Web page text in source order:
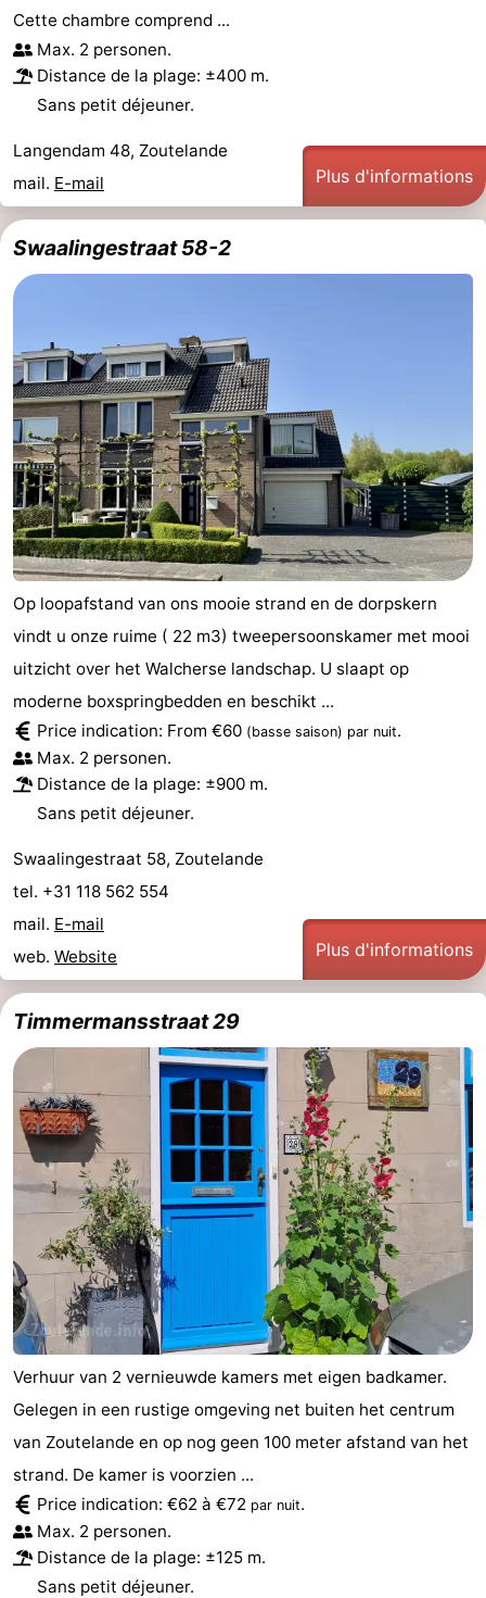
bos
Vlissingen
-
Middelburg
Zeeuws-
Vlaanderen
-
Nieuwvliet
-
Sluis
-
Cadzand
-
Het
Zwin
Contact
Cette chambre comprend ...
Max. 2 personen.
Distance de la plage: ±400 m.
Sans petit déjeuner.
Langendam 48, Zoutelande
mail. E-mail Plus d'informations
Swaalingestraat 58-2
Op loopafstand van ons mooie strand en de dorpskern
vindt u onze ruime ( 22 m3) tweepersoonskamer met mooi
uitzicht over het Walcherse landschap. U slaapt op
moderne boxspringbedden en beschikt ...
Price indication: From €60 (basse saison) par nuit.
Max. 2 personen.
Distance de la plage: ±900 m.
Sans petit déjeuner.
Swaalingestraat 58, Zoutelande
tel. +31 118 562 554
mail. E-mail
web. Website Plus d'informations
Timmermansstraat 29
Verhuur van 2 vernieuwde kamers met eigen badkamer.
Gelegen in een rustige omgeving net buiten het centrum
van Zoutelande en op nog geen 100 meter afstand van het
strand. De kamer is voorzien ...
Price indication: €62 à €72 par nuit.
Max. 2 personen.
Distance de la plage: ±125 m.
Sans petit déjeuner.